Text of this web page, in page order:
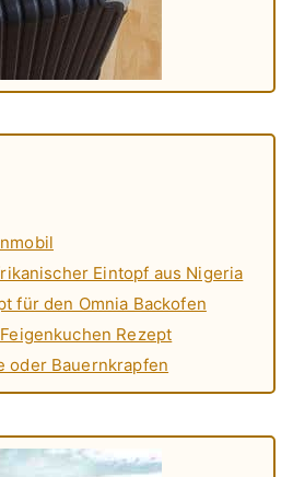
Eintopf aus Nigeria
für den Omnia Backofen
Rezept
oder Bauernkrapfen